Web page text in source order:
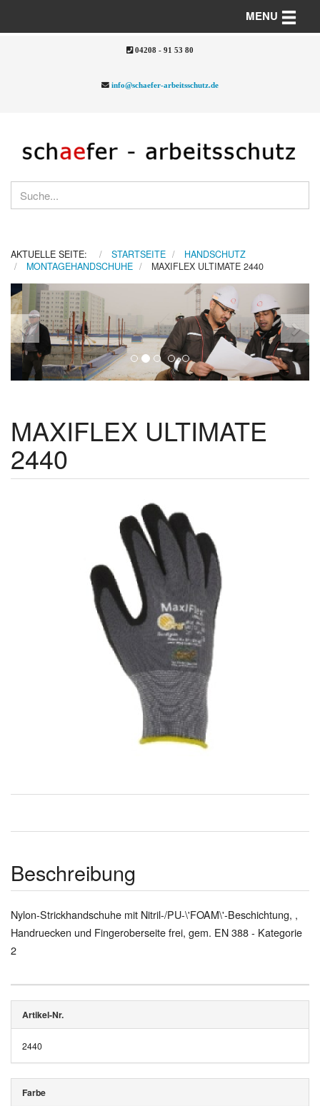
04208 - 91 53 80
info@schaefer-arbeitsschutz.de
MENU Toggle
AKTUELLE SEITE: STARTSEITE
HANDSCHUTZ
MONTAGEHANDSCHUHE
MAXIFLEX ULTIMATE 2440
Previous
MAXIFLEX ULTIMATE
2440
Beschreibung
Nylon-Strickhandschuhe mit Nitril-/PU-\'FOAM\'-Beschichtung, ,
Handruecken und Fingeroberseite frei, gem. EN 388 - Kategorie
2
Artikel-Nr.
2440
Farbe